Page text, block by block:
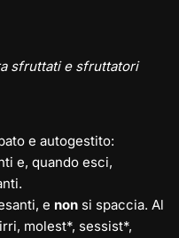
sfruttati e sfruttatori
e autogestito:
e, quando esci,
e non si spaccia. Al
molest*, sessist*,